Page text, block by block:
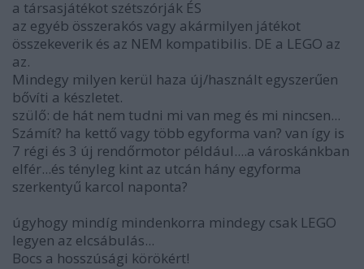
a társasjátékot szétszórják ÉS
az egyéb összerakós vagy akármilyen játékot
összekeverik és az NEM kompatibilis. DE a LEGO az
az.
Mindegy milyen kerül haza új/használt egyszerűen
bővíti a készletet.
szülő: de hát nem tudni mi van meg és mi nincsen...
Számít? ha kettő vagy több egyforma van? van így is
7 régi és 3 új rendőrmotor például....a városkánkban
elfér...és tényleg kint az utcán hány egyforma
szerkentyű karcol naponta?
úgyhogy mindíg mindenkorra mindegy csak LEGO
legyen az elcsábulás...
Bocs a hosszúsági körökért!